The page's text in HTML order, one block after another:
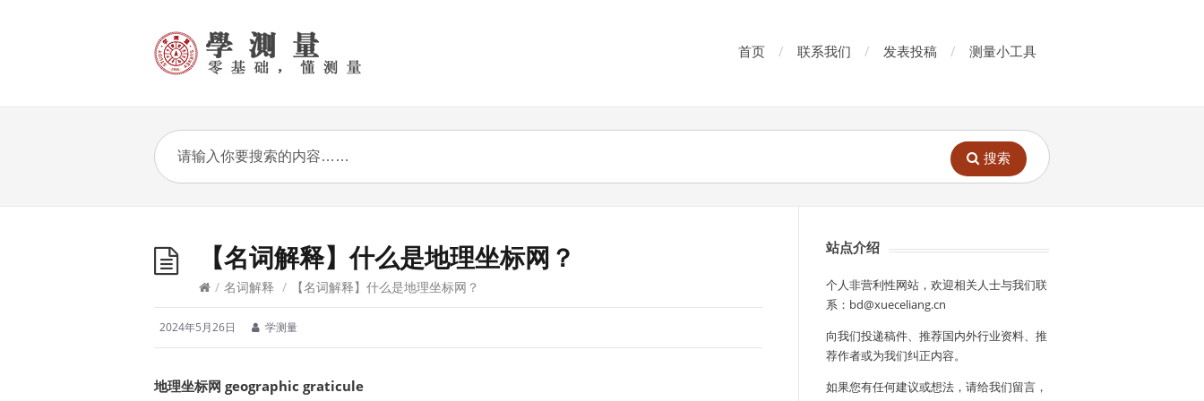
首页 联系我们 发表投稿 测量小工具
搜索
【名词解释】什么是地理坐标网？
/ 名词解释 / 【名词解释】什么是地理坐标网？
2024年5月26日 学测量
地理坐标网 geographic graticule
站点介绍
个人非营利性网站，欢迎相关人士与我们联
系：bd@xueceliang.cn
向我们投递稿件、推荐国内外行业资料、推
荐作者或为我们纠正内容。
如果您有任何建议或想法，请给我们留言，